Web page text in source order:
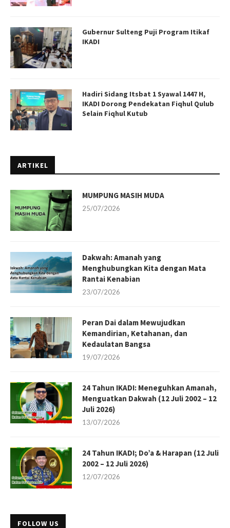
Gubernur Sulteng Puji Program Itikaf
IKADI
Hadiri Sidang Itsbat 1 Syawal 1447 H,
IKADI Dorong Pendekatan Fiqhul Qulub
Selain Fiqhul Kutub
ARTIKEL
MUMPUNG MASIH MUDA
25/07/2026
Dakwah: Amanah yang
Menghubungkan Kita dengan Mata
Rantai Kenabian
23/07/2026
Peran Dai dalam Mewujudkan
Kemandirian, Ketahanan, dan
Kedaulatan Bangsa
19/07/2026
24 Tahun IKADI: Meneguhkan Amanah,
Menguatkan Dakwah (12 Juli 2002 – 12
Juli 2026)
13/07/2026
24 Tahun IKADI; Do’a & Harapan (12 Juli
2002 – 12 Juli 2026)
12/07/2026
FOLLOW US